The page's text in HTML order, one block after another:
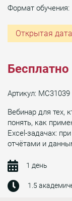
Формат
Открытая дата
Бесплатно
Артикул: МС31039
Вебинар для тех,
понять, как
Excel-задачах:
отчётами и
1 день
1.5